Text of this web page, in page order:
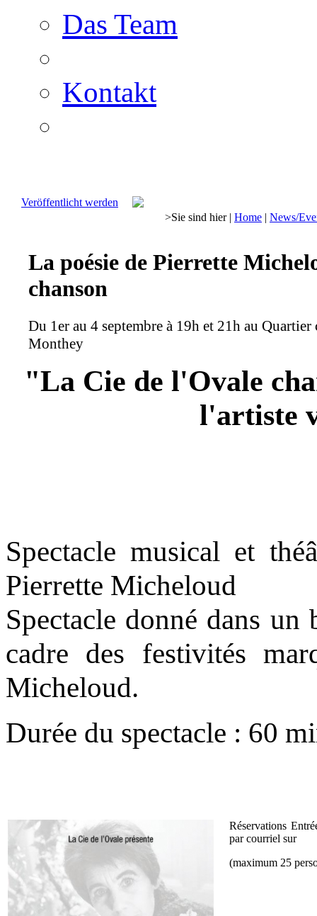
Das Team
Kontakt
Veröffentlicht werden
>Sie sind hier| Home | News/
La poésie de Pierrette
chanson
Du 1er au 4 septembre à 19h et 21h au
Monthey
"La Cie de l'Ovale
l'artiste
Spectacle musical et
Pierrette Micheloud
Spectacle donné dans un
cadre des festivités
Micheloud.
Durée du spectacle : 60
Réservations
par courriel sur
(maximum 25